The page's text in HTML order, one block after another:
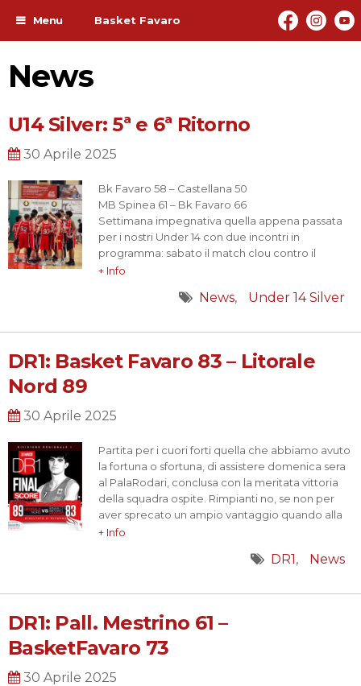
Menu Basket Favaro
News
U14 Silver: 5ª e 6ª Ritorno
30 Aprile 2025
Bk Favaro 58 – Castellana 50
MB Spinea 61 – Bk Favaro 66
Settimana impegnativa quella appena passata
per i nostri Under 14 con due incontri in
programma: sabato il match clou contro il
Castellana appaiato in testa alla classifica con
alle 17.45 in quel di Spinea contro i pari età locali.
+ Info
News Under 14 Silver
DR1: Basket Favaro 83 – Litorale
Nord 89
30 Aprile 2025
Partita per i cuori forti quella che abbiamo avuto
la fortuna o sfortuna, di assistere domenica sera
al PalaRodari, conclusa con la meritata vittoria
della squadra ospite. Rimpianti no, se non per
aver sprecato un ampio vantaggio quando alla
sirena finale mancavano pochi minuti; ma anche
dimostrata nell’ultimo secondo della partita e
+ Info
DR1 News
DR1: Pall. Mestrino 61 –
BasketFavaro 73
30 Aprile 2025